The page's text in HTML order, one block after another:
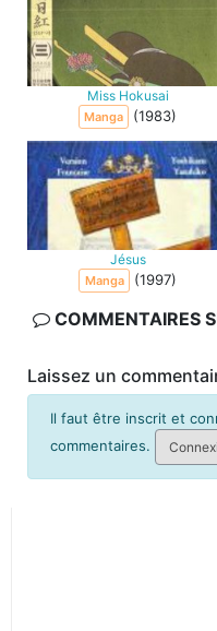
Miss Hokusai
Manga (1983)
Jésus
Manga (1997)
COMMENTAIRES
Laissez un
Il faut être inscrit et
commentaires.